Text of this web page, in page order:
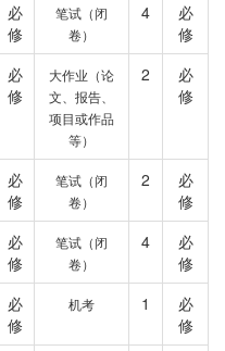
必
修
笔试（闭
卷）
4
必
修
必
修
大作业（论
文、报告、
项目或作品
等）
2
必
修
必
修
笔试（闭
卷）
2
必
修
必
修
笔试（闭
卷）
4
必
修
必
修
机考 1
必
修